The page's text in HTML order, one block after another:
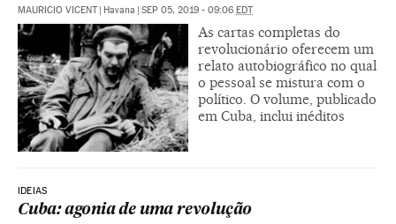
MAURICIO VICENT | Havana | SEP 05, 2019 - 09:06 EDT
As cartas completas do
revolucionário oferecem um
relato autobiográfico no qual
o pessoal se mistura com o
político. O volume, publicado
em Cuba, inclui inéditos
IDEIAS
Cuba: agonia de uma revolução